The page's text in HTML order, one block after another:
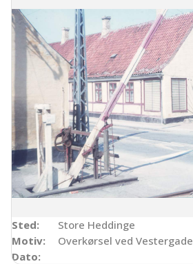
Sted:
Store Heddinge
Motiv:
Overkørsel ved Vestergade
Dato: